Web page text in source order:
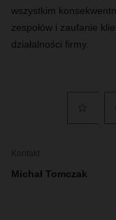
wszystkim
zespołów i zaufanie
działalności firmy.
Kontakt
Michał Tomczak